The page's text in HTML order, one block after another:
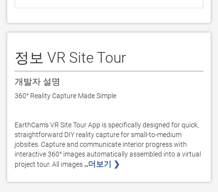
정보 VR Site Tour
개발자 설명
360° Reality Capture Made Simple
EarthCam's VR Site Tour App is specifically designed for quick,
straightforward DIY reality capture for small-to-medium
jobsites. Capture and communicate interior progress with
interactive 360° images automatically assembled into a virtual
project tour. All images ..더보기 ❯